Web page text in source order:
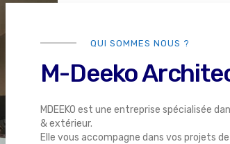
QUI SOMMES NOUS ?
M-Deeko
MDEEKO est une entreprise spécialisée
& extérieur.
Elle vous accompagne dans vos projets